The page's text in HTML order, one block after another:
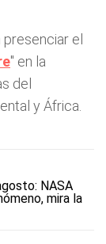
el
" en la
del
y África.
NASA
mira la